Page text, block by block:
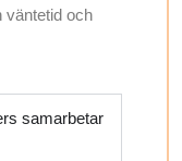
väntetid och
samarbetar